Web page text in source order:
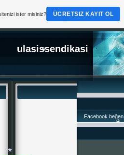
ulasissendikasi
Facebook beğen
ister misiniz? ÜCRETSIZ KAYIT OL